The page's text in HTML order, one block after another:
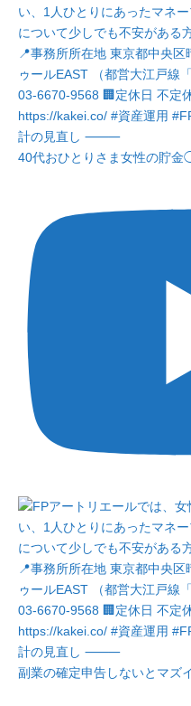
40代おひとりさま女性の貯
副業の確定申告しないとマズ